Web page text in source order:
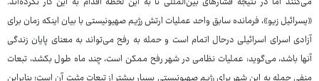
«یسرائیل زیو»، فرمانده سابق واحد عملیات ارتش رژیم صهیونیستی با بیان اینکه زمان برای
آزادی اسرای اسرائیلی درحال اتمام است و حمله به رفح می‌تواند به معنای پایان زندگی
آنها باشد، می‌گوید: عملیات نظامی در شهر رفح ممکن است، چند ماه طول بکشد، تبعات